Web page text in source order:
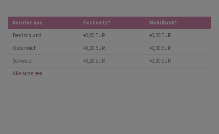
Anrufer aus Festnetz*
Mobilfunk*
Deutschland
+0,00 EUR
+0,20 EUR
Österreich
+0,20 EUR
+0,30 EUR
Schweiz
+0,20 EUR
+0,30 EUR
Alle anzeigen